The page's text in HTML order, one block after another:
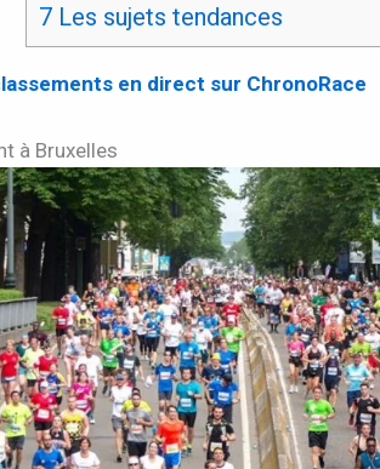
7Les sujets tendances
en direct sur ChronoRace
à Bruxelles